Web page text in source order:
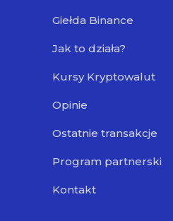
Giełda Binance
Jak to działa?
Kursy Kryptowalut
Opinie
Ostatnie transakcje
Program partnerski
Kontakt